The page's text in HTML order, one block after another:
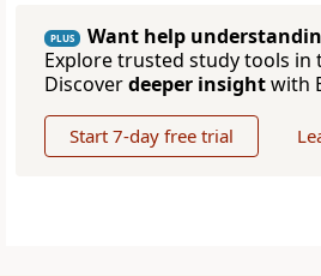
PLUS
Want help
Explore trusted study tools in
Discoverdeeper insightwith
Start 7-day free trial